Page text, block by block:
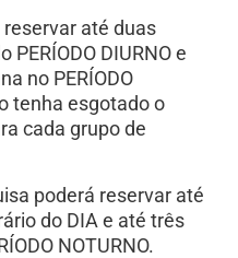
até duas
PERÍODO DIURNO e
no PERÍODO
tenha esgotado o
cada grupo de
poderá reservar até
do DIA e até três
NOTURNO.